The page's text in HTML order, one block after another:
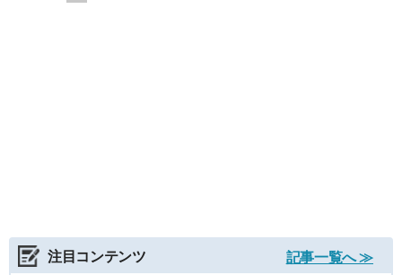
注目コンテンツ
記事一覧へ ≫